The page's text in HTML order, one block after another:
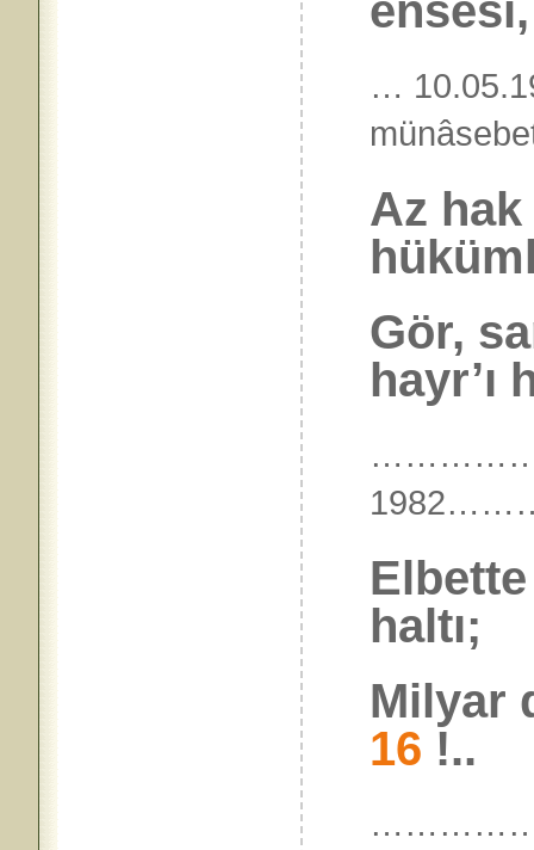
…
Az
Gör,
hayr’ı
haltı;
Milyar
16 !..